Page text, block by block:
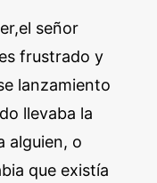
señor
frustrado y
lanzamiento
llevaba la
alguien, o
que existía